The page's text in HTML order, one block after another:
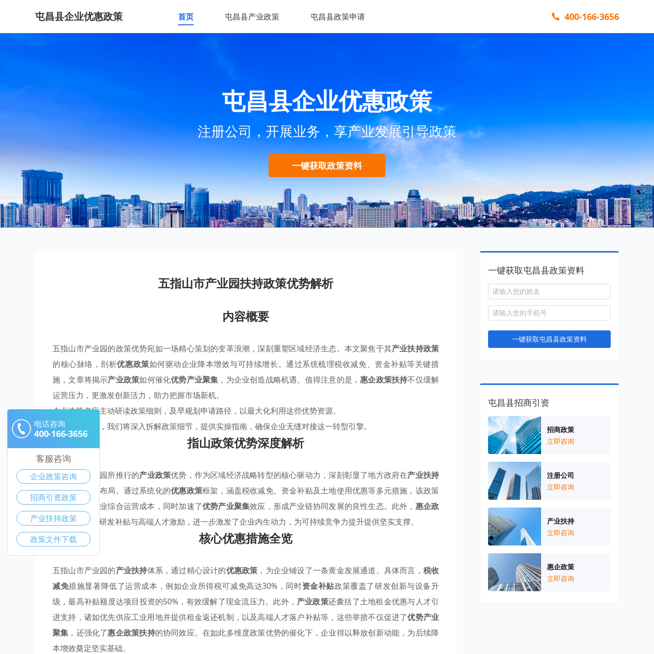
屯昌县企业优惠政策 首页 屯昌县产业政策 屯昌县政策申请 400-166-3656
屯昌县企业优惠政策
注册公司，开展业务，享产业发展引导政策
一键获取政策资料
五指山市产业园扶持政策优势解析
内容概要
五指山市产业园的政策优势宛如一场精心策划的变革浪潮，深刻重塑区域经济生态。本文聚焦于其产业扶持政策
的核心脉络，剖析优惠政策如何驱动企业降本增效与可持续增长。通过系统梳理税收减免、资金补贴等关键措
施，文章将揭示产业政策如何催化优势产业聚集 ，为企业创造战略机遇。值得注意的是，惠企政策扶持不仅缓解
运营压力，更激发创新活力，助力把握市场新机。
企业决策者应主动研读政策细则，及早规划申请路径，以最大化利用这些优势资源。
在后续章节中，我们将深入拆解政策细节，提供实操指南，确保企业无缝对接这一转型引擎。
指山政策优势深度解析
五指山市产业园所推行的产业政策优势，作为区域经济战略转型的核心驱动力，深刻彰显了地方政府在产业扶持
维度的前瞻性布局。通过系统化的优惠政策框架，涵盖税收减免、资金补贴及土地使用优惠等多元措施，该政策
有效降低了企业综合运营成本，同时加速了优势产业聚集效应，形成产业链协同发展的良性生态。此外， 惠企政
策扶持如创新研发补贴与高端人才激励，进一步激发了企业内生动力，为可持续竞争力提升提供坚实支撑。
核心优惠措施全览
五指山市产业园的产业扶持体系，通过精心设计的优惠政策 ，为企业铺设了一条黄金发展通道。具体而言， 税收
减免措施显著降低了运营成本，例如企业所得税可减免高达30%，同时资金补贴政策覆盖了研发创新与设备升
级，最高补贴额度达项目投资的50%，有效缓解了现金流压力。此外， 产业政策还囊括了土地租金优惠与人才引
进支持，诸如优先供应工业用地并提供租金返还机制，以及高端人才落户补贴等，这些举措不仅促进了优势产业
聚集 ，还强化了惠企政策扶持的协同效应。在如此多维度政策优势的催化下，企业得以释放创新动能，为后续降
本增效奠定坚实基础。
一键获取屯昌县政策资料
一键获取屯昌县政策资料
屯昌县招商引资
招商政策
立即咨询
注册公司
立即咨询
产业扶持
立即咨询
惠企政策
立即咨询
电话咨询
400-166-3656
客服咨询
企业政策咨询
招商引资政策
产业扶持政策
政策文件下载